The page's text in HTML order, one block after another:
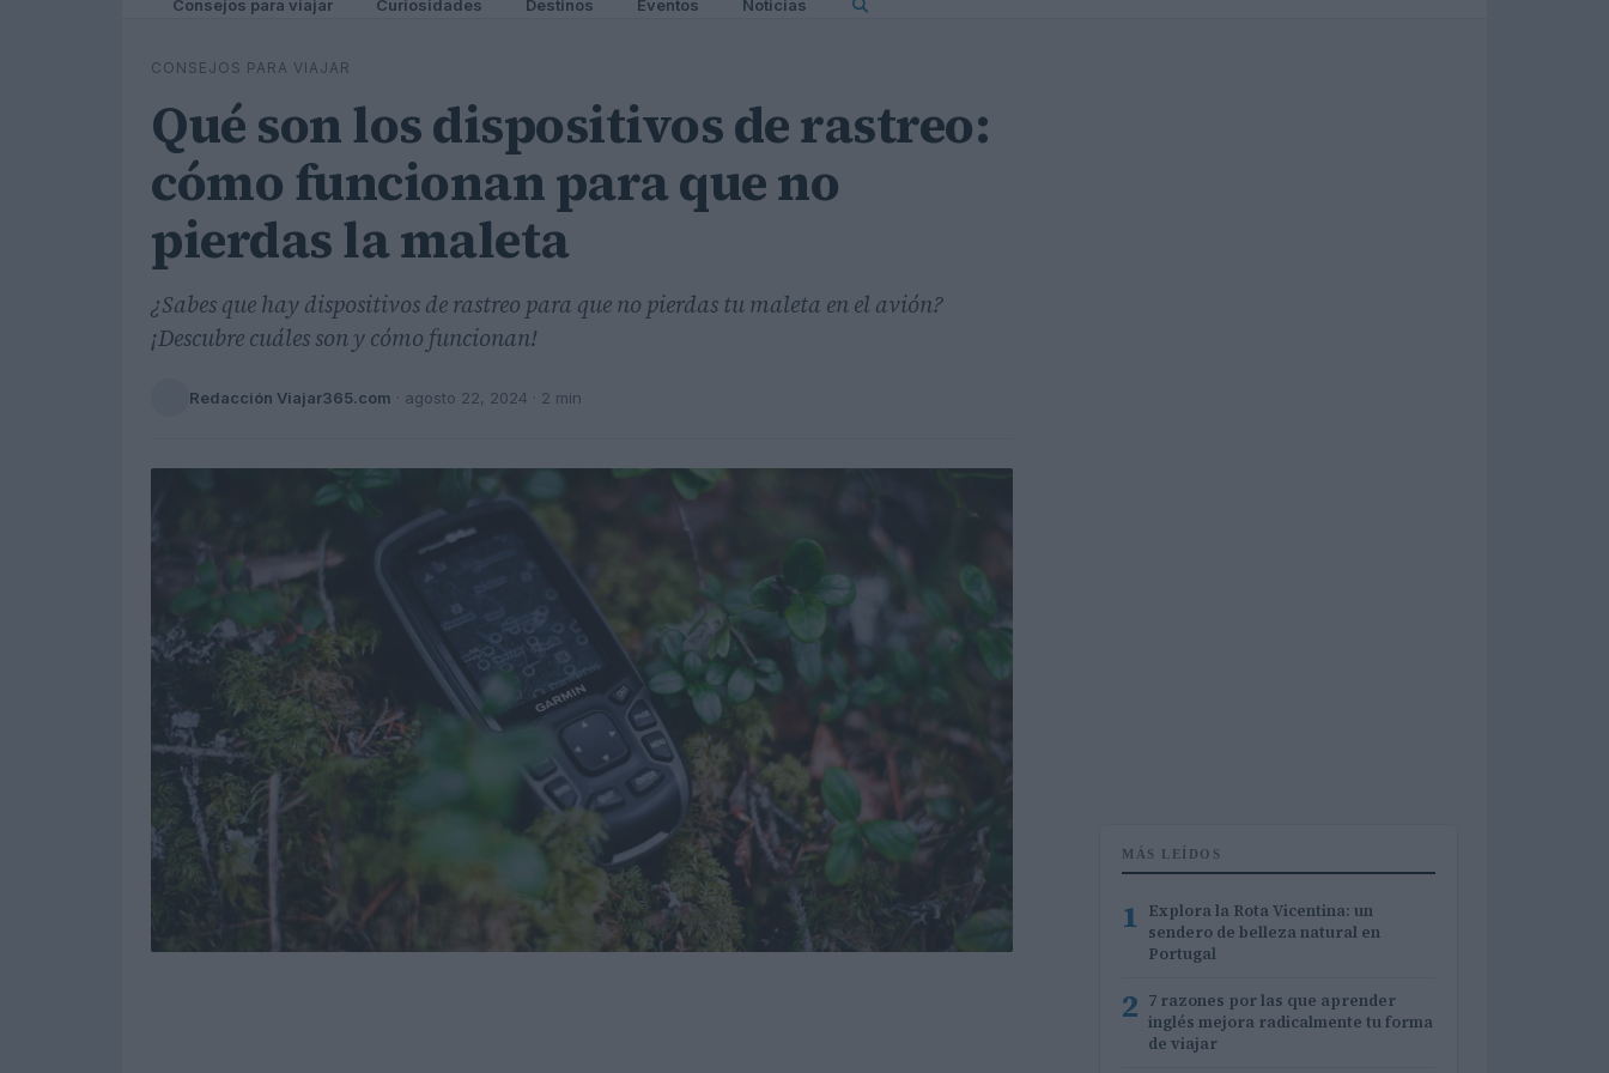
Consejos para viajar Curiosidades Destinos Eventos Noticias
CONSEJOS PARA VIAJAR
Qué son los dispositivos de rastreo:
cómo funcionan para que no
pierdas la maleta
¿Sabes que hay dispositivos de rastreo para que no pierdas tu maleta en el avión?
¡Descubre cuáles son y cómo funcionan!
Redacción Viajar365.com · agosto 22, 2024 · 2 min
MÁS LEÍDOS
1 Explora la Rota Vicentina: un
sendero de belleza natural en
Portugal
2 7 razones por las que aprender
inglés mejora radicalmente tu forma
de viajar